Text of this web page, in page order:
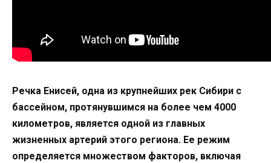
Речка Енисей, одна из крупнейших рек Сибири с
бассейном, протянувшимся на более чем 4000
километров, является одной из главных
жизненных артерий этого региона. Ее режим
определяется множеством факторов, включая